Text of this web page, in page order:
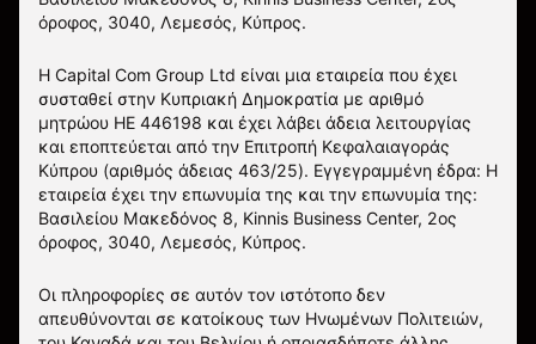
όροφος, 3040, Λεμεσός, Κύπρος.
Η Capital Com Group Ltd είναι μια εταιρεία που έχει
συσταθεί στην Κυπριακή Δημοκρατία με αριθμό
μητρώου ΗΕ 446198 και έχει λάβει άδεια λειτουργίας
και εποπτεύεται από την Επιτροπή Κεφαλαιαγοράς
Κύπρου (αριθμός άδειας 463/25). Εγγεγραμμένη έδρα: Η
εταιρεία έχει την επωνυμία της και την επωνυμία της:
Βασιλείου Μακεδόνος 8, Kinnis Business Center, 2ος
όροφος, 3040, Λεμεσός, Κύπρος.
Οι πληροφορίες σε αυτόν τον ιστότοπο δεν
απευθύνονται σε κατοίκους των Ηνωμένων Πολιτειών,